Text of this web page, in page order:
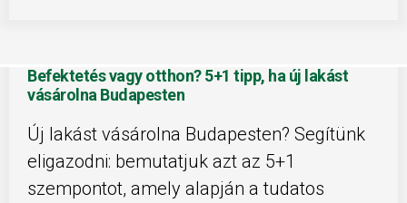
Befektetés vagy otthon? 5+1 tipp, ha új lakást
vásárolna Budapesten
Új lakást vásárolna Budapesten? Segítünk
eligazodni: bemutatjuk azt az 5+1
szempontot, amely alapján a tudatos